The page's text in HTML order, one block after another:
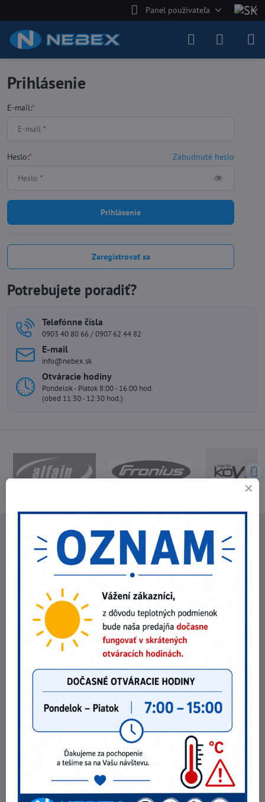
Panel používateľa
Prihlásenie
E-mail:*
Zabudnuté heslo
Heslo:*
Prihlásenie
Zaregistrovať sa
Potrebujete poradiť?
Telefónne čísla
0903 40 80 66 / 0907 62 44 82
E-mail
info@nebex.sk
Otváracie hodiny
Pondelok - Piatok 8:00 - 16:00 hod.
(obed 11:30 - 12:30 hod.)
NEBEX s.r.o.
O spoločnosti
Fotogaléria
POZRI NA ZĽAVY !